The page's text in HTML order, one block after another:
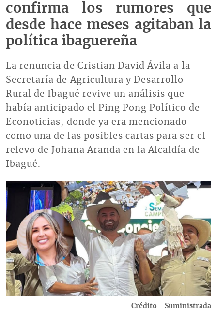
confirma los rumores que
desde hace meses agitaban la
política ibaguereña
La renuncia de Cristian David Ávila a la
Secretaría de Agricultura y Desarrollo
Rural de Ibagué revive un análisis que
había anticipado el Ping Pong Político de
Econoticias, donde ya era mencionado
como una de las posibles cartas para ser el
relevo de Johana Aranda en la Alcaldía de
Ibagué.
Imagen
Crédito Suministrada